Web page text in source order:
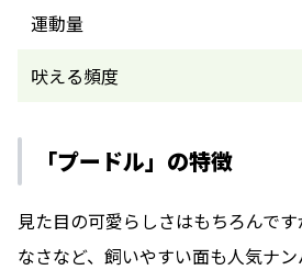
運動量
吠える頻度
「プードル」の特徴
見た目の可愛らしさはもちろんで
なさなど、飼いやすい面も人気ナン